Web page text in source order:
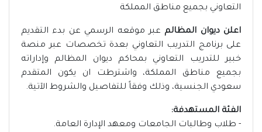
التعاوني بجميع مناطق المملكة
اعلن ديوان المظالم عبر موقعه الرسمي عن بدء التقديم
على برنامج التدريب التعاوني بعدة تخصصات عبر منصة
خبير للتدريب التعاوني بمحاكم ديوان المظالم وإداراته
بجميع مناطق المملكة، واشترطت ان يكون المتقدم
سعودي الجنسية، وذلك وفقاً للتفاصيل والشروط الآتية.
الفئة المستهدفة:
- طلاب وطالبات الجامعات ومعهد الإدارة العامة.